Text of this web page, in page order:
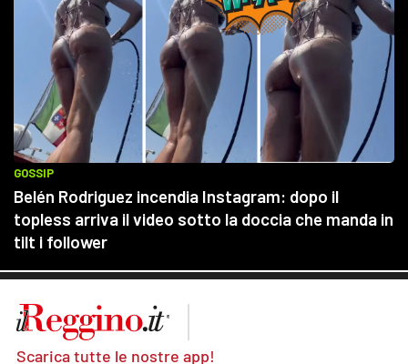
Scarica tutte le nostre app!